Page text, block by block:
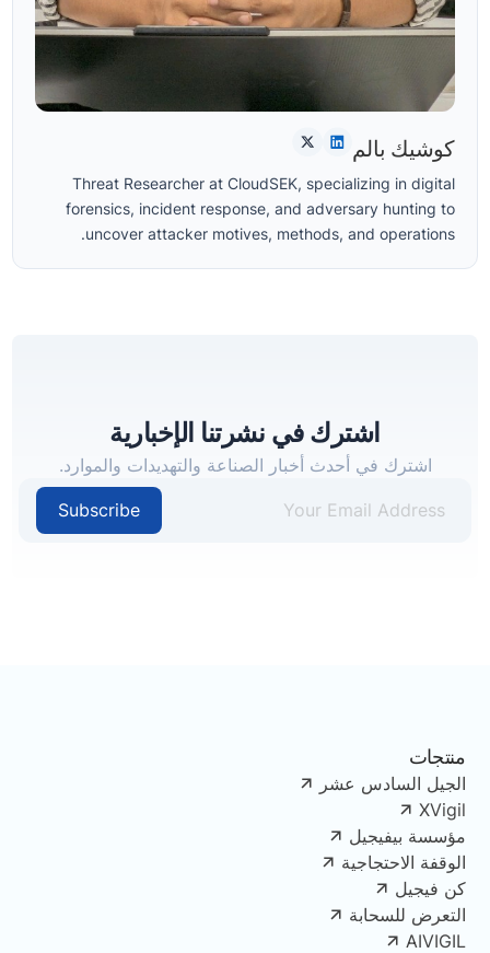
كوشيك بالم
Threat Researcher at CloudSEK, specializing in digital
forensics, incident response, and adversary hunting to
uncover attacker motives, methods, and operations.
اشترك في نشرتنا الإخبارية
اشترك في أحدث أخبار الصناعة والتهديدات والموارد.
Subscribe
منتجات
الجيل السادس عشر
XVigil
مؤسسة بيفيجيل
الوقفة الاحتجاجية
كن فيجيل
التعرض للسحابة
AIVIGIL